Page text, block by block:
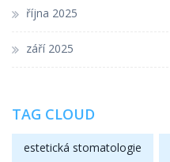
října 2025
září 2025
TAG CLOUD
estetická stomatologie